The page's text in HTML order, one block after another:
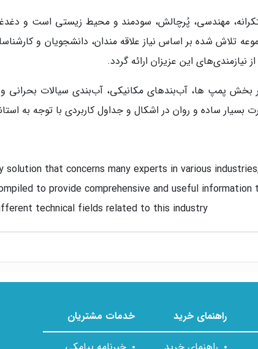
مهندسی، پُرچالش، سودمند و محیط زیستی است و
تلاش شده بر اساس نیاز علاقه مندان، دانشجویان و
این عزیزان ارائه گردد.
بخش پمپ ها، آب‌بند‌های مکانیکی، آب‌بندی سیالات بحرانی
بسیار ساده و روان در اشکال و جداول کاربردی با توجه به
solution that concerns many experts in various
to provide comprehensive and useful
technical fields related to this industry.
practical diagrams and tables, considering existing
روش‌های آب‌بندی سانتریفیوژ
راهنمای خرید
خدمات مشتریان